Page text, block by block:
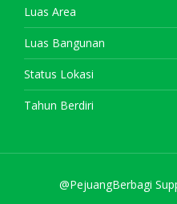
Luas Area
Luas Bangunan
Status Lokasi
Tahun Berdiri
@PejuangBerbagi